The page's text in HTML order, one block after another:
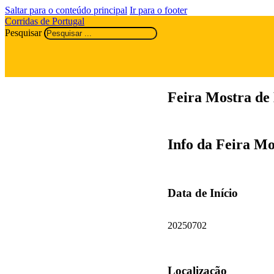
Saltar para o conteúdo principal Ir para o footer
Corridas de Portugal
Pesquisar
Feira Mostra de
Info da Feira
Data de Início
20250702
Localização